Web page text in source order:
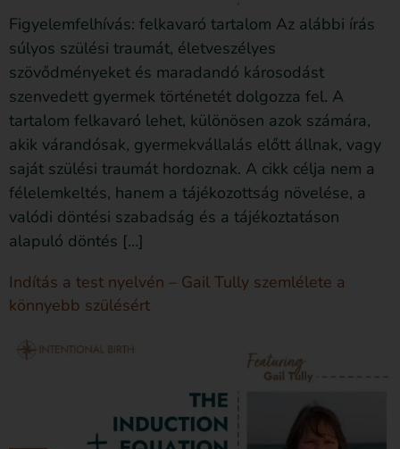
Figyelemfelhívás: felkavaró tartalom Az alábbi írás
súlyos szülési traumát, életveszélyes
szövődményeket és maradandó károsodást
szenvedett gyermek történetét dolgozza fel. A
tartalom felkavaró lehet, különösen azok számára,
akik várandósak, gyermekvállalás előtt állnak, vagy
saját szülési traumát hordoznak. A cikk célja nem a
félelemkeltés, hanem a tájékozottság növelése, a
valódi döntési szabadság és a tájékoztatáson
alapuló döntés […]
Indítás a test nyelvén – Gail Tully szemlélete a
könnyebb szülésért